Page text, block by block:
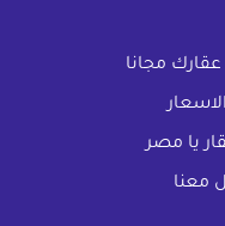
مجانا
يا مصر
معنا